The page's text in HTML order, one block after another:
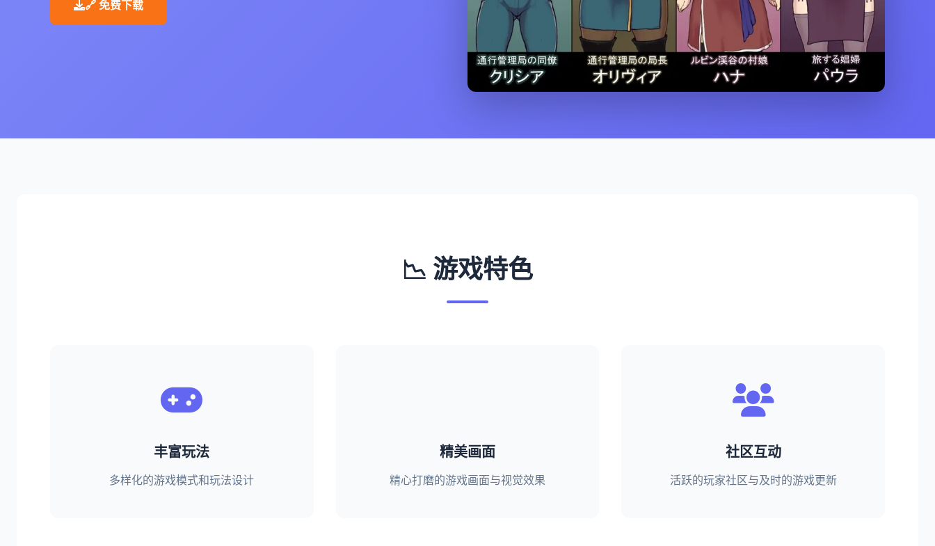
🔗 免费下载
📉 游戏特色
丰富玩法
多样化的游戏模式和玩法设计
精美画面
精心打磨的游戏画面与视觉效果
社区互动
活跃的玩家社区与及时的游戏更新